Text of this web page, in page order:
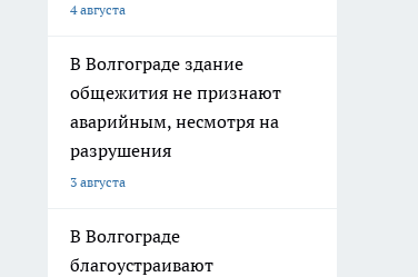
4 августа
В Волгограде здание
общежития не признают
аварийным, несмотря на
разрушения
3 августа
В Волгограде
благоустраивают